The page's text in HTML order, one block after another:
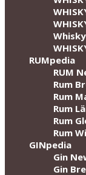
RUMpedia
RUM
Rum
Rum
Rum
Rum
Rum
GINpedia
Gin
Gin